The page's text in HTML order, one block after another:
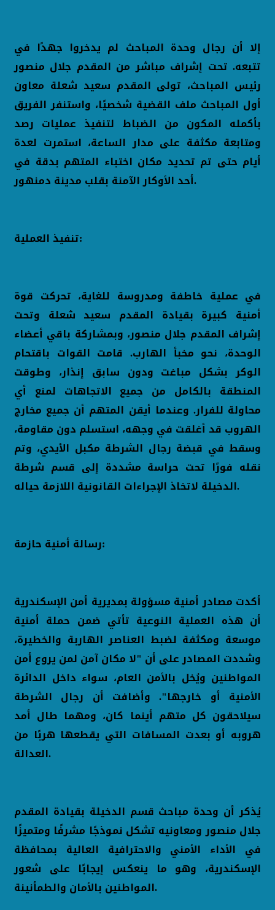
إلا أن رجال وحدة المباحث لم يدخروا جهدًا في
تتبعه. تحت إشراف مباشر من المقدم جلال منصور
رئيس المباحث، تولى المقدم سعيد شعلة معاون
أول المباحث ملف القضية شخصيًا، واستنفر الفريق
بأكمله المكون من الضباط لتنفيذ عمليات رصد
ومتابعة مكثفة على مدار الساعة، استمرت لعدة
أيام حتى تم تحديد مكان اختباء المتهم بدقة في
أحد الأوكار الآمنة بقلب مدينة دمنهور.
تنفيذ العملية:
في عملية خاطفة ومدروسة للغاية، تحركت قوة
أمنية كبيرة بقيادة المقدم سعيد شعلة وتحت
إشراف المقدم جلال منصور، وبمشاركة باقي أعضاء
الوحدة، نحو مخبأ الهارب. قامت القوات باقتحام
الوكر بشكل مباغت ودون سابق إنذار، وطوقت
المنطقة بالكامل من جميع الاتجاهات لمنع أي
محاولة للفرار. وعندما أيقن المتهم أن جميع مخارج
الهروب قد أغلقت في وجهه، استسلم دون مقاومة،
وسقط في قبضة رجال الشرطة مكبل الأيدي، وتم
نقله فورًا تحت حراسة مشددة إلى قسم شرطة
الدخيلة لاتخاذ الإجراءات القانونية اللازمة حياله.
رسالة أمنية حازمة:
أكدت مصادر أمنية مسؤولة بمديرية أمن الإسكندرية
أن هذه العملية النوعية تأتي ضمن حملة أمنية
موسعة ومكثفة لضبط العناصر الهاربة والخطيرة،
وشددت المصادر على أن "لا مكان آمن لمن يروع أمن
المواطنين ويُخل بالأمن العام، سواء داخل الدائرة
الأمنية أو خارجها". وأضافت أن رجال الشرطة
سيلاحقون كل متهم أينما كان، ومهما طال أمد
هروبه أو بعدت المسافات التي يقطعها هربًا من
العدالة.
يُذكر أن وحدة مباحث قسم الدخيلة بقيادة المقدم
جلال منصور ومعاونيه تشكل نموذجًا مشرفًا ومتميزًا
في الأداء الأمني والاحترافية العالية بمحافظة
الإسكندرية، وهو ما ينعكس إيجابًا على شعور
المواطنين بالأمان والطمأنينة.